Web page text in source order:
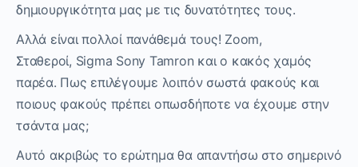
δημιουργικότητα μας με τις δυνατότητες τους.
Αλλά είναι πολλοί πανάθεμά τους! Zoom,
Σταθεροί, Sigma Sony Tamron και ο κακός χαμός
παρέα. Πως επιλέγουμε λοιπόν σωστά φακούς και
ποιους φακούς πρέπει οπωσδήποτε να έχουμε στην
τσάντα μας;
Αυτό ακριβώς το ερώτημα θα απαντήσω στο σημερινό